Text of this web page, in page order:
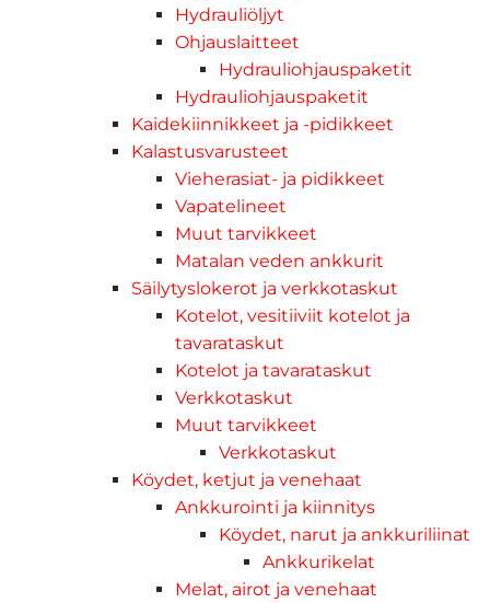
Hydrauliöljyt
Ohjauslaitteet
Hydrauliohjauspaketit
Hydrauliohjauspaketit
Kaidekiinnikkeet ja -pidikkeet
Kalastusvarusteet
Vieherasiat- ja pidikkeet
Vapatelineet
Muut tarvikkeet
Matalan veden ankkurit
Säilytyslokerot ja verkkotaskut
Kotelot, vesitiiviit kotelot ja
tavarataskut
Kotelot ja tavarataskut
Verkkotaskut
Muut tarvikkeet
Verkkotaskut
Köydet, ketjut ja venehaat
Ankkurointi ja kiinnitys
Köydet, narut ja ankkuriliinat
Ankkurikelat
Melat, airot ja venehaat